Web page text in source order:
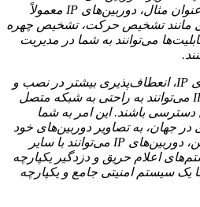
بیشتری نیز ارائه می‌دهند. به عنوان مثال، دوربین‌های IP معمولاً
مانند تشخیص حرکت، تشخیص چهره
می‌توانند به شما در مدیریت
یکی دیگر از مزایای دوربین‌های IP، انعطاف‌پذیری بیشتر در نصب و
راه‌اندازی است. دوربین‌های IP می‌توانند به راحتی به شبکه متصل
دسترسی باشند. این امر به شما
در جهان، به تصاویر دوربین‌های خود
دسترسی داشته باشید. همچنین، دوربین‌های IP می‌توانند با سایر
اعلام حریق و دزدگیر یکپارچه
یک سیستم امنیتی جامع و یکپارچه